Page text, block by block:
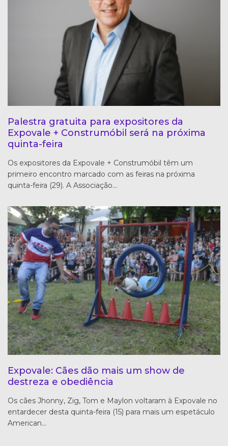
Palestra gratuita para expositores da
Expovale + Construmóbil será na próxima
quinta-feira
Os expositores da Expovale + Construmóbil têm um
primeiro encontro marcado com as feiras na próxima
quinta-feira (29). A Associação…
Expovale: Cães dão mais um show de
destreza e obediência
Os cães Jhonny, Zig, Tom e Maylon voltaram à Expovale no
entardecer desta quinta-feira (15) para mais um espetáculo
American…